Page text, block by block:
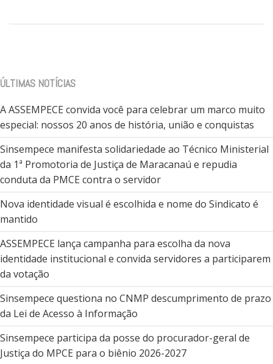
ÚLTIMAS NOTÍCIAS
A ASSEMPECE convida você para celebrar um marco muito
especial: nossos 20 anos de história, união e conquistas
Sinsempece manifesta solidariedade ao Técnico Ministerial
da 1ª Promotoria de Justiça de Maracanaú e repudia
conduta da PMCE contra o servidor
Nova identidade visual é escolhida e nome do Sindicato é
mantido
ASSEMPECE lança campanha para escolha da nova
identidade institucional e convida servidores a participarem
da votação
Sinsempece questiona no CNMP descumprimento de prazo
da Lei de Acesso à Informação
Sinsempece participa da posse do procurador-geral de
Justiça do MPCE para o biênio 2026-2027